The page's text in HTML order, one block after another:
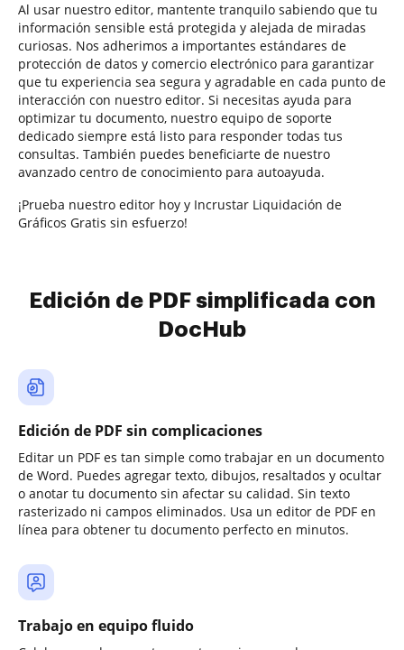
Al usar nuestro editor, mantente tranquilo sabiendo que tu
información sensible está protegida y alejada de miradas
curiosas. Nos adherimos a importantes estándares de
protección de datos y comercio electrónico para garantizar
que tu experiencia sea segura y agradable en cada punto de
interacción con nuestro editor. Si necesitas ayuda para
optimizar tu documento, nuestro equipo de soporte
dedicado siempre está listo para responder todas tus
consultas. También puedes beneficiarte de nuestro
avanzado centro de conocimiento para autoayuda.
¡Prueba nuestro editor hoy y Incrustar Liquidación de
Gráficos Gratis sin esfuerzo!
Edición de PDF simplificada con
DocHub
Edición de PDF sin complicaciones
Editar un PDF es tan simple como trabajar en un documento
de Word. Puedes agregar texto, dibujos, resaltados y ocultar
o anotar tu documento sin afectar su calidad. Sin texto
rasterizado ni campos eliminados. Usa un editor de PDF en
línea para obtener tu documento perfecto en minutos.
Trabajo en equipo fluido